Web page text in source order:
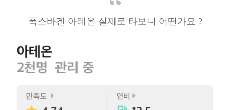
폭스바겐 아테온 실제로 타보니 어떤가요 ?